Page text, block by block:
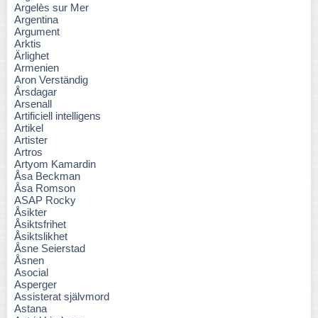
Argelès sur Mer
Argentina
Argument
Arktis
Ärlighet
Armenien
Aron Verständig
Årsdagar
Arsenall
Artificiell intelligens
Artikel
Artister
Artros
Artyom Kamardin
Åsa Beckman
Åsa Romson
ASAP Rocky
Åsikter
Åsiktsfrihet
Åsiktslikhet
Åsne Seierstad
Åsnen
Asocial
Asperger
Assisterat självmord
Astana